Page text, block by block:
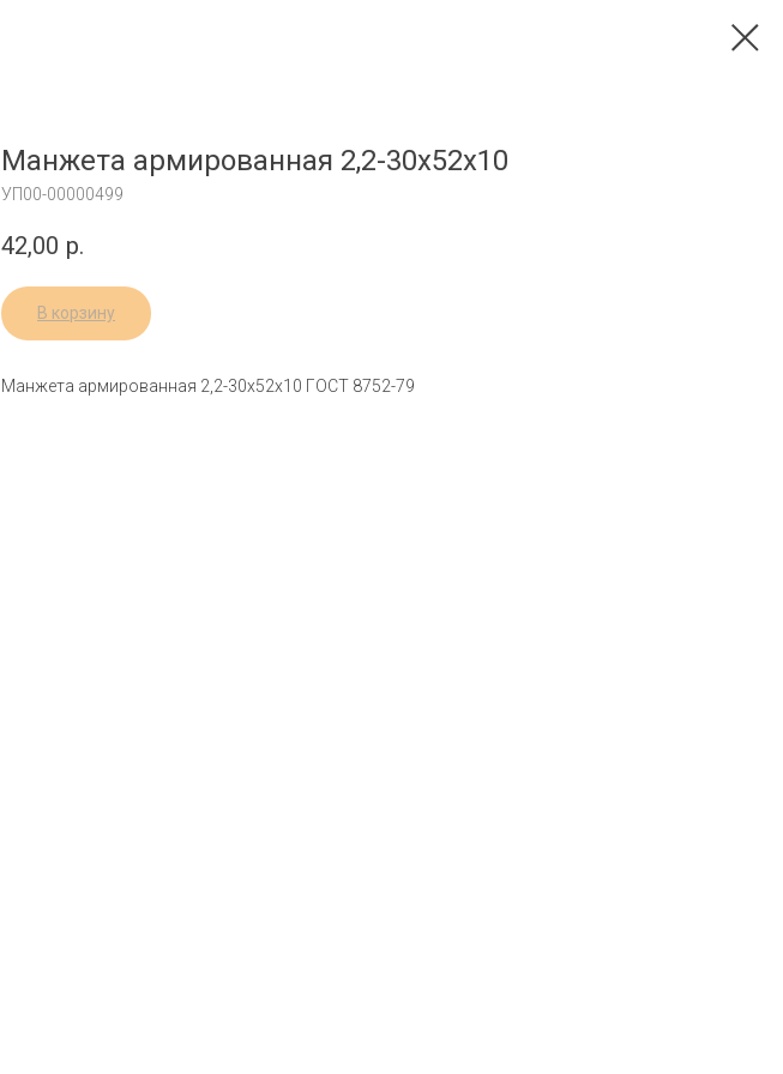
Манжета армированная 2,2-30х52х10
УП00-00000499
42,00 р.
В корзину
Манжета армированная 2,2-30х52х10 ГОСТ 8752-79